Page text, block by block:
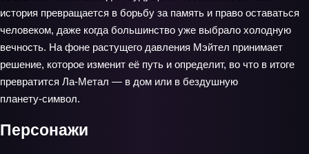
история превращается в борьбу за память и право оставаться
человеком, даже когда большинство уже выбрало холодную
вечность. На фоне растущего давления Мэйтел принимает
решение, которое изменит её путь и определит, во что в итоге
превратится Ла‑Метал — в дом или в бездушную
планету‑символ.
Персонажи